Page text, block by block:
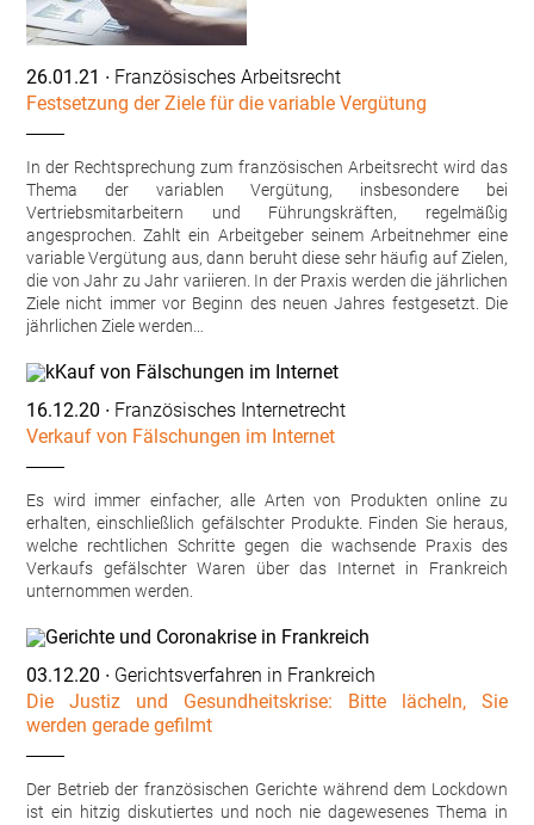
26.01.21 ∙ Französisches Arbeitsrecht
Festsetzung der Ziele für die variable Vergütung
In der Rechtsprechung zum französischen Arbeitsrecht wird das
Thema der variablen Vergütung, insbesondere bei
Vertriebsmitarbeitern und Führungskräften, regelmäßig
angesprochen. Zahlt ein Arbeitgeber seinem Arbeitnehmer eine
variable Vergütung aus, dann beruht diese sehr häufig auf Zielen,
die von Jahr zu Jahr variieren. In der Praxis werden die jährlichen
Ziele nicht immer vor Beginn des neuen Jahres festgesetzt. Die
jährlichen Ziele werden…
16.12.20 ∙ Französisches Internetrecht
Verkauf von Fälschungen im Internet
Es wird immer einfacher, alle Arten von Produkten online zu
erhalten, einschließlich gefälschter Produkte. Finden Sie heraus,
welche rechtlichen Schritte gegen die wachsende Praxis des
Verkaufs gefälschter Waren über das Internet in Frankreich
unternommen werden.
03.12.20 ∙ Gerichtsverfahren in Frankreich
Die Justiz und Gesundheitskrise: Bitte lächeln, Sie
werden gerade gefilmt
Der Betrieb der französischen Gerichte während dem Lockdown
ist ein hitzig diskutiertes und noch nie dagewesenes Thema in